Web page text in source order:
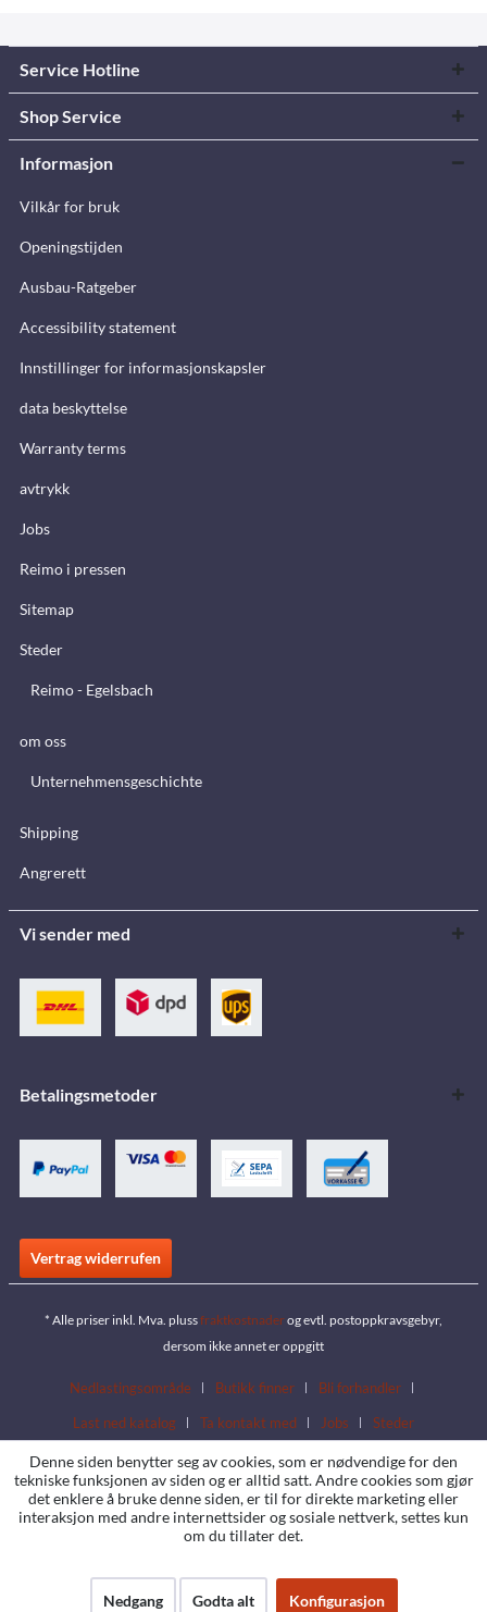
Service Hotline
Shop Service
Informasjon
Vilkår for bruk
Openingstijden
Ausbau-Ratgeber
Accessibility statement
Innstillinger for informasjonskapsler
data beskyttelse
Warranty terms
avtrykk
Jobs
Reimo i pressen
Sitemap
Steder
Reimo - Egelsbach
om oss
Unternehmensgeschichte
Shipping
Angrerett
Vi sender med
Betalingsmetoder
Vertrag widerrufen
* Alle priser inkl. Mva. plussfraktkostnaderog evtl. postoppkravsgebyr,
dersom ikke annet er oppgitt
Nedlastingsområde Butikk finner
Bli forhandler
Last ned katalog
Ta kontakt med Jobs Steder
Denne siden benytter seg av cookies, som er nødvendige for den
tekniske funksjonen av siden og er alltid satt. Andre cookies som gjør
det enklere å bruke denne siden, er til for direkte marketing eller
interaksjon med andre internettsider og sosiale nettverk, settes kun
om du tillater det.
Nedgang Godta alt Konfigurasjon